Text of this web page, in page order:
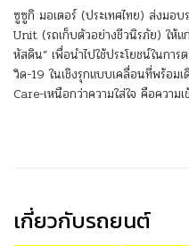
ซูซูกิ มอเตอร์ (ประเทศไทย) ส่งมอ
Unit (รถเก็บตัวอย่างชีวนิรภัย) ให้
หัสดิน” เพื่อนำไปใช้ประโยชน์ในการ
วิด-19 ในเชิงรุกแบบเคลื่อนที่พร้อม
Care-เหนือกว่าความใส่ใจ คือความเ
เกี่ยวกับรถยนต์